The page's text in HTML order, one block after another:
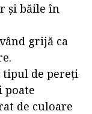
și băile în
grijă ca
tipul de pereți
poate
de culoare